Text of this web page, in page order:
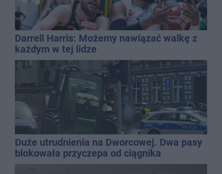
Darrell Harris: Możemy nawiązać walkę z
każdym w tej lidze
Duże utrudnienia na Dworcowej. Dwa pasy
blokowała przyczepa od ciągnika